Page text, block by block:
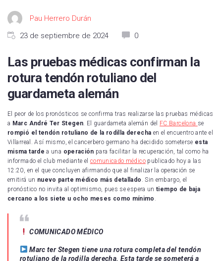
Pau Herrero Durán
23 de septiembre de 2024
0
Las pruebas médicas confirman la
rotura tendón rotuliano del
guardameta alemán
El peor de los pronósticos se confirma tras realizarse las pruebas médicas
a Marc André Ter Stegen . El guardameta alemán del FC Barcelona se
rompió el tendón rotuliano de la rodilla derecha en el encuentro ante el
Villarreal. Así mismo, el cancerbero germano ha decidido someterse esta
misma tarde a una operación para facilitar la recuperación, tal como ha
informado el club mediante el comunicado médicopublicado hoy a las
12:20, en el que concluyen afirmando que al finalizar la operación se
emitirá un nuevo parte médico más detallado . Sin embargo, el
pronóstico no invita al optimismo, pues se espera untiempo de baja
cercano a los siete u ocho meses como mínimo
COMUNICADO MÉDICO
Marc ter Stegen tiene una rotura completa del tendón
rotuliano de la rodilla derecha. Esta tarde se someterá a